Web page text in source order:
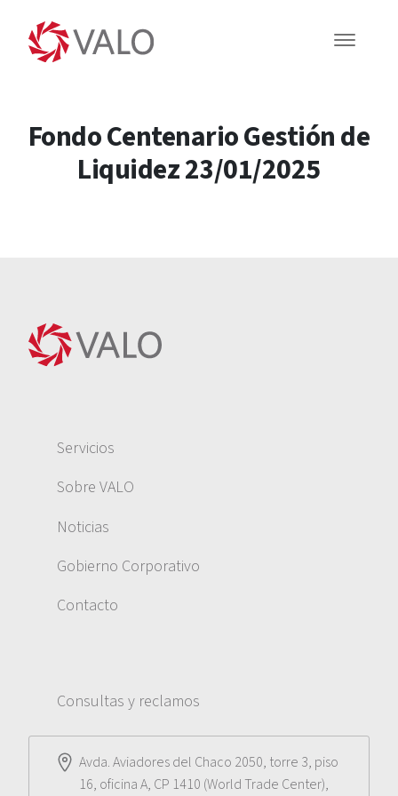
Fondo Centenario Gestión de
Liquidez 23/01/2025
Servicios
Sobre VALO
Noticias
Gobierno Corporativo
Contacto
Consultas y reclamos
Avda. Aviadores del Chaco 2050, torre 3, piso
16, oficina A, CP 1410 (World Trade Center),